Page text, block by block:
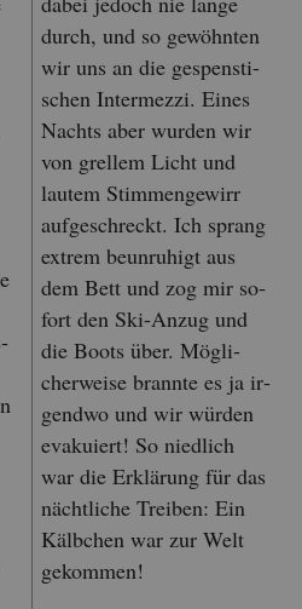
durch, und so ge­wöhn­ten
wir uns an die ge­spens­ti­
schen In­ter­mez­zi. Eines
Nachts aber wur­den wir
von grel­lem Licht und
lau­tem Stim­men­ge­wirr
auf­ge­schreckt. Ich sprang
ex­trem be­un­ru­higt aus
dem Bett und zog mir so­
fort den Ski-Anzug und
die Boots über. Mög­li­
cher­wei­se brann­te es ja ir­
gend­wo und wir wür­den
eva­ku­iert! So nied­lich
war die Er­klä­rung für das
nächt­li­che Trei­ben: Ein
Kälb­chen war zur Welt
ge­kom­men!